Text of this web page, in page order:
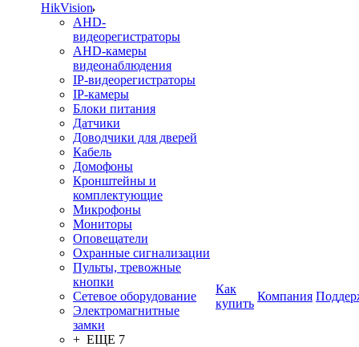
HikVision
AHD-
видеорегистраторы
AHD-камеры
видеонаблюдения
IP-видеорегистраторы
IP-камеры
Блоки питания
Датчики
Доводчики для дверей
Кабель
Домофоны
Кронштейны и
комплектующие
Микрофоны
Мониторы
Оповещатели
Охранные сигнализации
Пульты, тревожные
кнопки
Сетевое оборудование
Электромагнитные
замки
+ ЕЩЕ 7
Как
купить
Компания